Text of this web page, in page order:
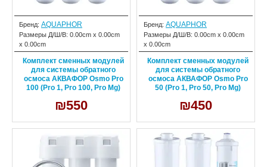
Бренд: AQUAPHOR
Размеры Д/Ш/В: 0.00cm x 0.00cm
x 0.00cm
Комплект сменных модулей
для системы обратного
осмоса АКВАФОР Osmo Pro
100 (Pro 1, Pro 100, Pro Mg)
₪550
Бренд: AQUAPHOR
Размеры Д/Ш/В: 0.00cm x 0.00cm
x 0.00cm
Комплект сменных модулей
для системы обратного
осмоса АКВАФОР Osmo Pro
50 (Pro 1, Pro 50, Pro Mg)
₪450